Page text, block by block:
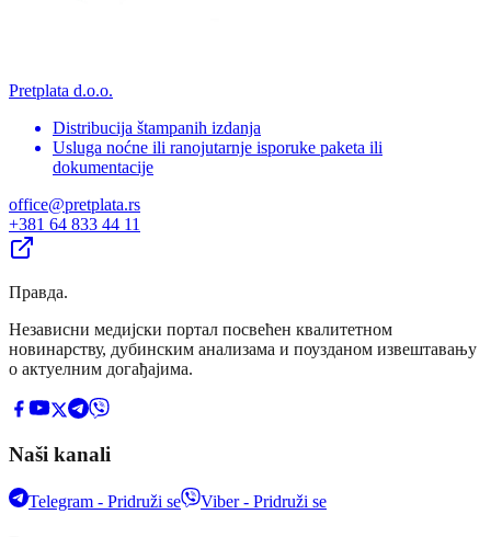
Pretplata d.o.o.
Distribucija štampanih izdanja
Usluga noćne ili ranojutarnje isporuke paketa ili
dokumentacije
office@pretplata.rs
+381 64 833 44 11
Правда.
Независни медијски портал посвећен квалитетном
новинарству, дубинским анализама и поузданом извештавању
о актуелним догађајима.
Naši kanali
Telegram - Pridruži se Viber - Pridruži se